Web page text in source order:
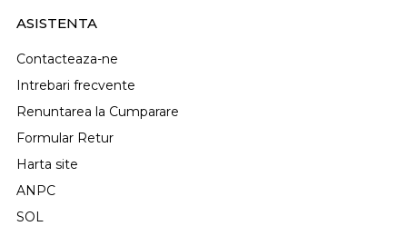
ASISTENTA
Contacteaza-ne
Intrebari frecvente
Renuntarea la Cumparare
Formular Retur
Harta site
ANPC
SOL